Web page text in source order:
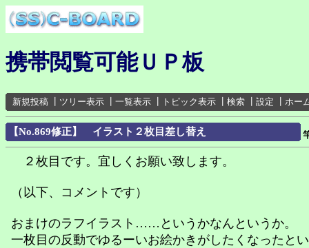
携帯閲覧可能ＵＰ板
新規投稿 ツリー表示 一覧表示 トピック表示 検索 設定 ホー
【No.869修正】 イラスト２枚目差し替え
２枚目です。宜しくお願い致します。
（以下、コメントです）
おまけのラフイラスト……というかなんというか。
一枚目の反動でゆるーいお絵かきがしたくなった